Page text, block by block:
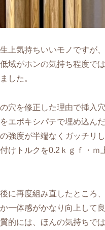
上気持ちいいモノですが
域がホンの気持ち程度で
した。
穴を修正した理由で挿入
エポキシパテで埋め込ん
強度が半端なくガッチリ
けトルクを0.2ｋｇｆ・ｍ
に再度組み直したところ
一体感がかなり向上して
的には、ほんの気持ちで